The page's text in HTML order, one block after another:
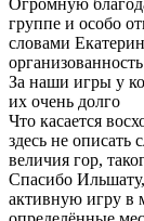
группе и особо
словами
За наши игры у
их очень долго
Что касается
здесь не описать
величия гор,
Спасибо
активную игру в